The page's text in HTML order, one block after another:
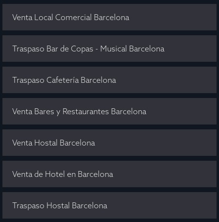
Venta Local Comercial Barcelona
Traspaso Bar de Copas - Musical Barcelona
Traspaso Cafetería Barcelona
Venta Bares y Restaurantes Barcelona
Venta Hostal Barcelona
Venta de Hotel en Barcelona
Traspaso Hostal Barcelona